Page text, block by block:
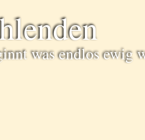
was endlos ewig